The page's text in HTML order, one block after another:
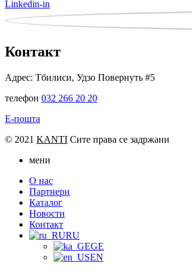
Linkedin-in
Контакт
Адрес: Тбилиси, Удзо Повернуть #5
телефон 032 266 20 20
Е-пошта
© 2021 KANTI Сите права се задржани
мени
О нас
Партнери
Каталог
Новости
Контакт
RU
GE
EN